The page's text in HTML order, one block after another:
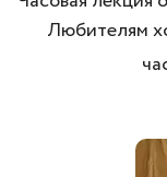
Любителям